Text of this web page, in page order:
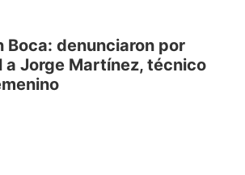
Boca: denunciaron por
a Jorge Martínez, técnico